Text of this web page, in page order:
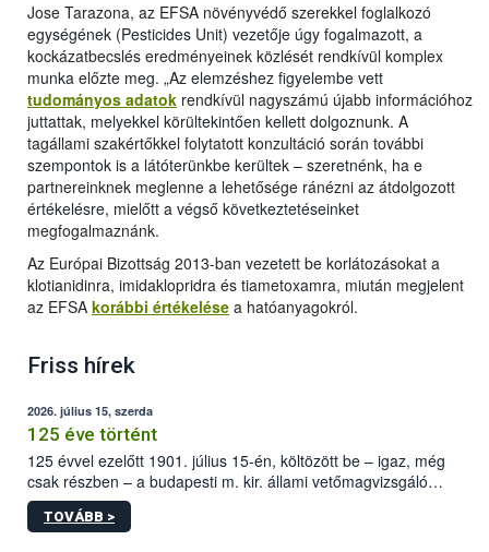
Jose Tarazona, az EFSA növényvédő szerekkel foglalkozó
egységének (Pesticides Unit) vezetője úgy fogalmazott, a
kockázatbecslés eredményeinek közlését rendkívül komplex
munka előzte meg. „Az elemzéshez figyelembe vett
tudományos adatok rendkívül nagyszámú újabb információhoz
juttattak, melyekkel körültekintően kellett dolgoznunk. A
tagállami szakértőkkel folytatott konzultáció során további
szempontok is a látóterünkbe kerültek – szeretnénk, ha e
partnereinknek meglenne a lehetősége ránézni az átdolgozott
értékelésre, mielőtt a végső következtetéseinket
megfogalmaznánk.
Az Európai Bizottság 2013-ban vezetett be korlátozásokat a
klotianidinra, imidaklopridra és tiametoxamra, miután megjelent
az EFSA korábbi értékelése a hatóanyagokról.
Friss hírek
2026. július 15, szerda
125 éve történt
125 évvel ezelőtt 1901. július 15-én, költözött be – igaz, még
csak részben – a budapesti m. kir. állami vetőmagvizsgáló
állomás a Kis Rókus utca 15. szám alatti, Czigler Győző által
tervezett új épületébe.
TOVÁBB >